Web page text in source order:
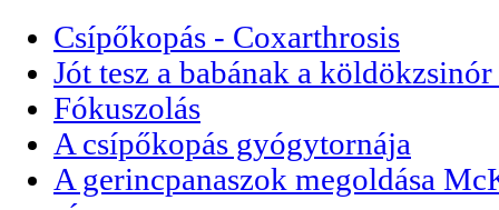
Csípőkopás - Coxarthrosis
Jót tesz a babának a
Fókuszolás
A csípőkopás gyógytornája
A gerincpanaszok megoldása